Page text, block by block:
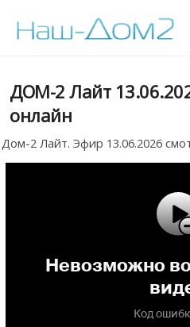
ДОМ-2 Лайт
онлайн
Дом-2 Лайт. Эфир 13.06.2026